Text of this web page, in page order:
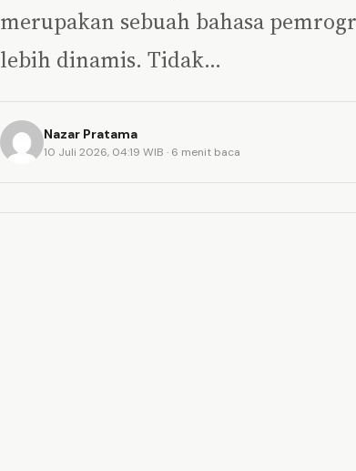
merupakan sebuah bahasa
lebih dinamis. Tidak…
Nazar Pratama
10 Juli 2026, 04:19 WIB · 6 menit baca